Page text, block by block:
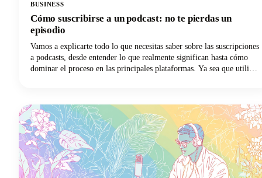
BUSINESS
Cómo suscribirse a un podcast: no te pierdas un
episodio
Vamos a explicarte todo lo que necesitas saber sobre las suscripciones
a podcasts, desde entender lo que realmente significan hasta cómo
dominar el proceso en las principales plataformas. Ya sea que utilices